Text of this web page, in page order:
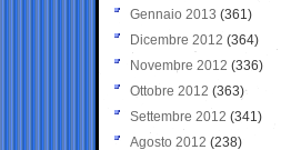
Gennaio 2013 (361)
Dicembre 2012 (364)
Novembre 2012 (336)
Ottobre 2012 (363)
Settembre 2012 (341)
Agosto 2012 (238)